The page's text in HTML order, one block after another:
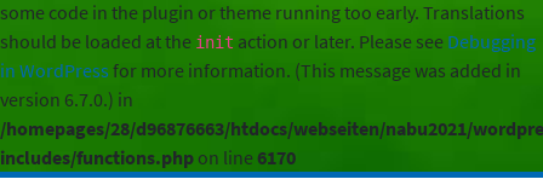
some code in the plugin or theme running too early. Translations
should be loaded at the init action or later. Please see Debugging
in WordPress for more information. (This message was added in
version 6.7.0.) in
/homepages/28/d96876663/htdocs/webseiten/nabu2021/
includes/functions.php on line6170